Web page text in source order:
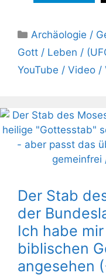
Kategorien
Archäologie /
Gott / Leben /
YouTube / Video /
Der Stab
der
Ich habe
biblischen
angesehen